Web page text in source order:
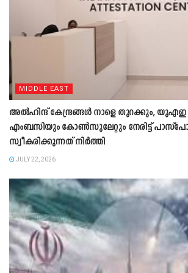
MIDDLE EAST
അൽഹിന്ദ് കേന്ദ്രങ്ങൾ നാളെ തുറക്കും, യുഎഇ
എംബസിയും കോൺസുലേറ്റും നേരിട്ട്
സ്വീകരിക്കുന്നത് നിർത്തി
JULY 22, 2026